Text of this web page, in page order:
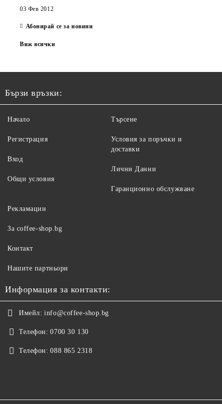
03 Фев 2012
Абонирай се за новини
Виж всички
Бързи връзки:
Начало
Регистрация
Вход
Общи условия
Търсене
Условия за поръчки и
доставки
Лични Данни
Гаранционно обслужване
Рекламации
За coffee-shop.bg
Контакт
Нашите партньори
Информация за контакти:
Имейл: info@coffee-shop.bg
Телефон: 0700 30 130
Телефон: 088 865 2318